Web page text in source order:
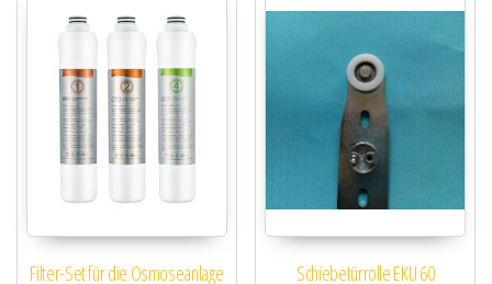
Filter-Set für die Osmoseanlage Schiebetürrolle EKU 60